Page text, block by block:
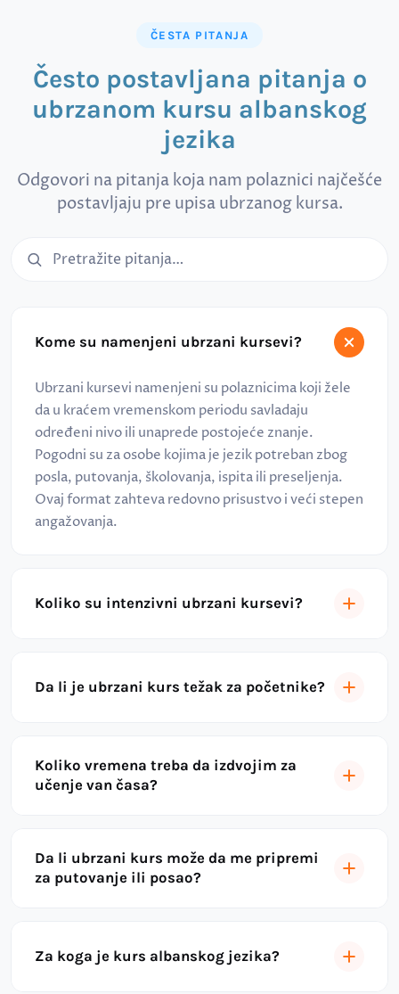
ČESTA PITANJA
Često postavljana pitanja o
ubrzanom kursu albanskog
jezika
Odgovori na pitanja koja nam polaznici najčešće
postavljaju pre upisa ubrzanog kursa.
Kome su namenjeni ubrzani kursevi?
Ubrzani kursevi namenjeni su polaznicima koji žele
da u kraćem vremenskom periodu savladaju
određeni nivo ili unaprede postojeće znanje.
Pogodni su za osobe kojima je jezik potreban zbog
posla, putovanja, školovanja, ispita ili preseljenja.
Ovaj format zahteva redovno prisustvo i veći stepen
angažovanja.
Koliko su intenzivni ubrzani kursevi?
Da li je ubrzani kurs težak za početnike?
Koliko vremena treba da izdvojim za
učenje van časa?
Da li ubrzani kurs može da me pripremi
za putovanje ili posao?
Za koga je kurs albanskog jezika?